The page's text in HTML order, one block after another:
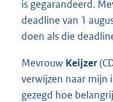
is gegarandeerd.
deadline van 1
doen als die
Mevrouw Keijzer
verwijzen naar mijn
gezegd hoe